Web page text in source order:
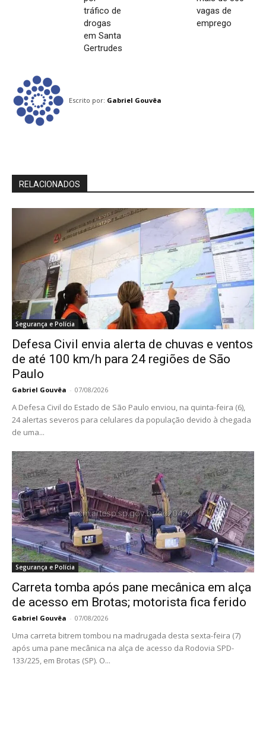
tráfico de
drogas
em Santa
Gertrudes
vagas de
emprego
Escrito por: Gabriel Gouvêa
RELACIONADOS
Segurança e Polícia
Defesa Civil envia alerta de chuvas e ventos
de até 100 km/h para 24 regiões de São
Paulo
Gabriel Gouvêa - 07/08/2026
A Defesa Civil do Estado de São Paulo enviou, na quinta-feira (6),
24 alertas severos para celulares da população devido à chegada
de uma...
Segurança e Polícia
Carreta tomba após pane mecânica em alça
de acesso em Brotas; motorista fica ferido
Gabriel Gouvêa - 07/08/2026
Uma carreta bitrem tombou na madrugada desta sexta-feira (7)
após uma pane mecânica na alça de acesso da Rodovia SPD-
133/225, em Brotas (SP). O...